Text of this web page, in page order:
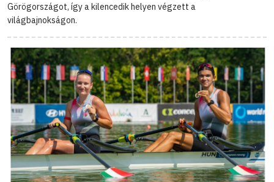
Görögországot, így a kilencedik helyen végzett a
világbajnokságon.